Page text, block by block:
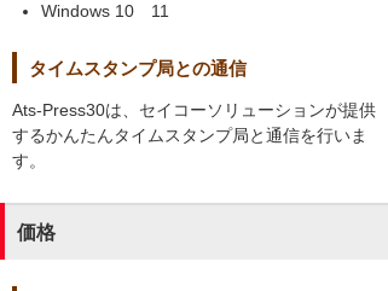
Windows 10 11
タイムスタンプ局との通信
Ats-Press30は、セイコーソリューションが提供
するかんたんタイムスタンプ局と通信を行いま
す。
価格